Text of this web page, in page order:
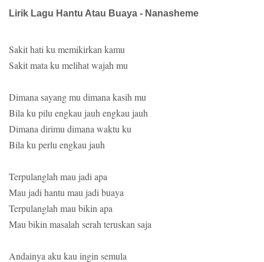
Lirik Lagu Hantu Atau Buaya - Nanasheme
Sakit hati ku memikirkan kamu
Sakit mata ku melihat wajah mu
Dimana sayang mu dimana kasih mu
Bila ku pilu engkau jauh engkau jauh
Dimana dirimu dimana waktu ku
Bila ku perlu engkau jauh
Terpulanglah mau jadi apa
Mau jadi hantu mau jadi buaya
Terpulanglah mau bikin apa
Mau bikin masalah serah teruskan saja
Andainya aku kau ingin semula